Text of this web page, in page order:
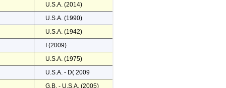
U.S.A. (2014)
U.S.A. (1990)
U.S.A. (1942)
I (2009)
U.S.A. (1975)
U.S.A. - D( 2009
G.B. - U.S.A. (2005)